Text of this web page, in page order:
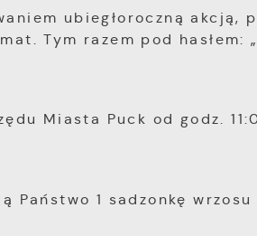
ubiegłoroczną akcją,
Tym razem pod hasłem:
Miasta Puck od godz.
Państwo 1 sadzonkę